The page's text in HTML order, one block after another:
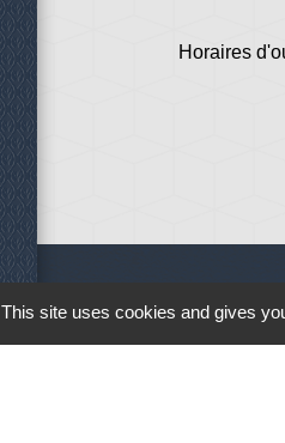
Horaires
Liens
This site uses cookies and gives